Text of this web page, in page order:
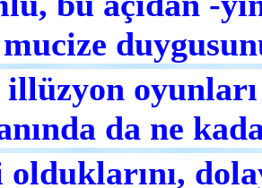
illüzyon
da ne